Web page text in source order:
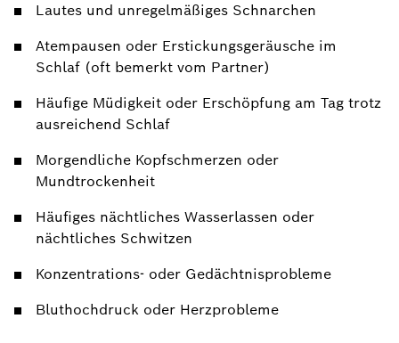
Lautes und unregelmäßiges Schnarchen
Atempausen oder Erstickungsgeräusche im
Schlaf (oft bemerkt vom Partner)
Häufige Müdigkeit oder Erschöpfung am Tag trotz
ausreichend Schlaf
Morgendliche Kopfschmerzen oder
Mundtrockenheit
Häufiges nächtliches Wasserlassen oder
nächtliches Schwitzen
Konzentrations- oder Gedächtnisprobleme
Bluthochdruck oder Herzprobleme